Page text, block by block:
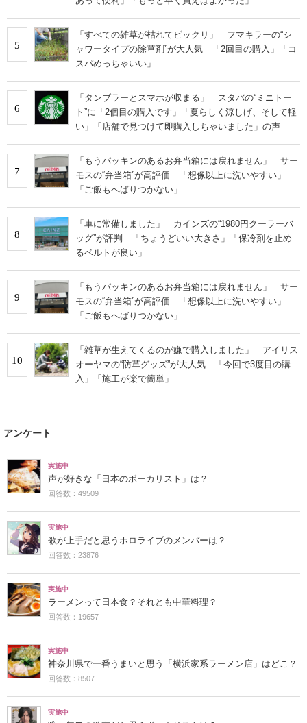
5
「すべての雑草が枯れてビックリ」 フマキラーの“シ
ャワータイプの除草剤”が大人気 「2回目の購入」「コ
スパめっちゃいい」
6
「タンブラーとスマホが収まる」 スタバの“ミニトー
ト”に「2個目の購入です」「夏らしく涼しげ、そして軽
い」「店舗で見つけて即購入しちゃいました」の声
7
「もうパッキンのあるお弁当箱には戻れません」 サー
モスの“弁当箱”が高評価 「想像以上に洗いやすい」
「ご飯もへばりつかない」
8
「車に常備しました」 カインズの“1980円クーラーバ
ッグ”が評判 「ちょうどいい大きさ」「保冷剤を止め
るベルトが良い」
9
「もうパッキンのあるお弁当箱には戻れません」 サー
モスの“弁当箱”が高評価 「想像以上に洗いやすい」
「ご飯もへばりつかない」
10
「雑草が生えてくるのが嫌で購入しました」 アイリス
オーヤマの“防草グッズ”が大人気 「今回で3度目の購
入」「施工が楽で簡単」
アンケート
実施中
声が好きな「日本のボーカリスト」は？
回答数：49509
実施中
歌が上手だと思うホロライブのメンバーは？
回答数：23876
実施中
ラーメンって日本食？それとも中華料理？
回答数：19657
実施中
神奈川県で一番うまいと思う「横浜家系ラーメン店」はどこ？
回答数：8507
実施中